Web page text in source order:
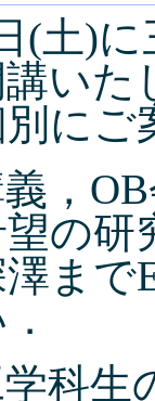
(土)
いた
にご
，
の研
まで
科生